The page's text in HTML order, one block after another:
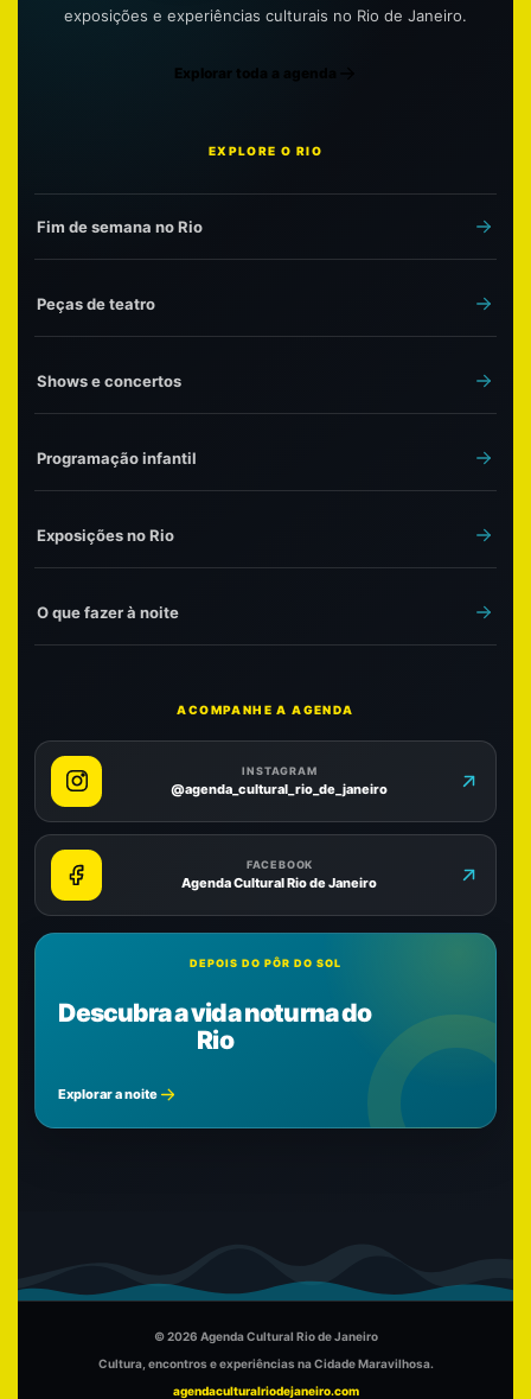
exposições e experiências culturais no Rio de Janeiro.
Explorar toda a agenda
EXPLORE O RIO
Fim de semana no Rio
Peças de teatro
Shows e concertos
Programação infantil
Exposições no Rio
O que fazer à noite
ACOMPANHE A AGENDA
INSTAGRAM
@agenda_cultural_rio_de_janeiro
FACEBOOK
Agenda Cultural Rio de Janeiro
DEPOIS DO PÔR DO SOL
Descubra a vida noturna do
Rio
Explorar a noite
© 2026 Agenda Cultural Rio de Janeiro
Cultura, encontros e experiências na Cidade Maravilhosa.
agendaculturalriodejaneiro.com